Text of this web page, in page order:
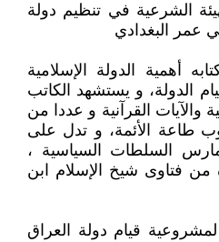
الشرعية في تنظيم دولة
عمر البغدادي
أهمية الدولة الإسلامية
الدولة، و يستشهد الكاتب
والآيات القرآنية و عددا من
طاعة الأئمة، و تدل على
السلطات السياسية ،
من فتاوى شيخ الإسلام ابن
قيام دولة العراق